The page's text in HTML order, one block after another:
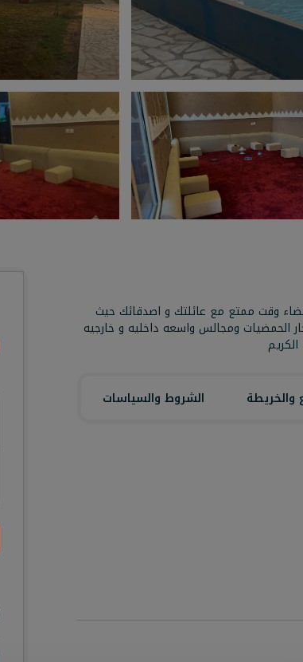
وقت ممتع مع عائلتك و اصدقائك حيث
الحمضيات ومجالس واسعه داخليه و خارجيه
والخريطة الشروط والسياسات